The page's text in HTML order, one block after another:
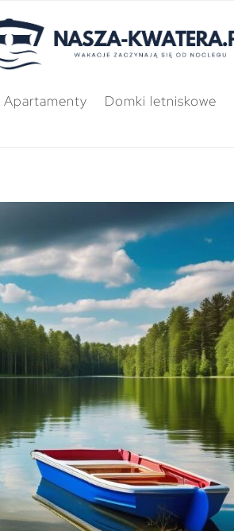
Apartamenty Domki letniskowe